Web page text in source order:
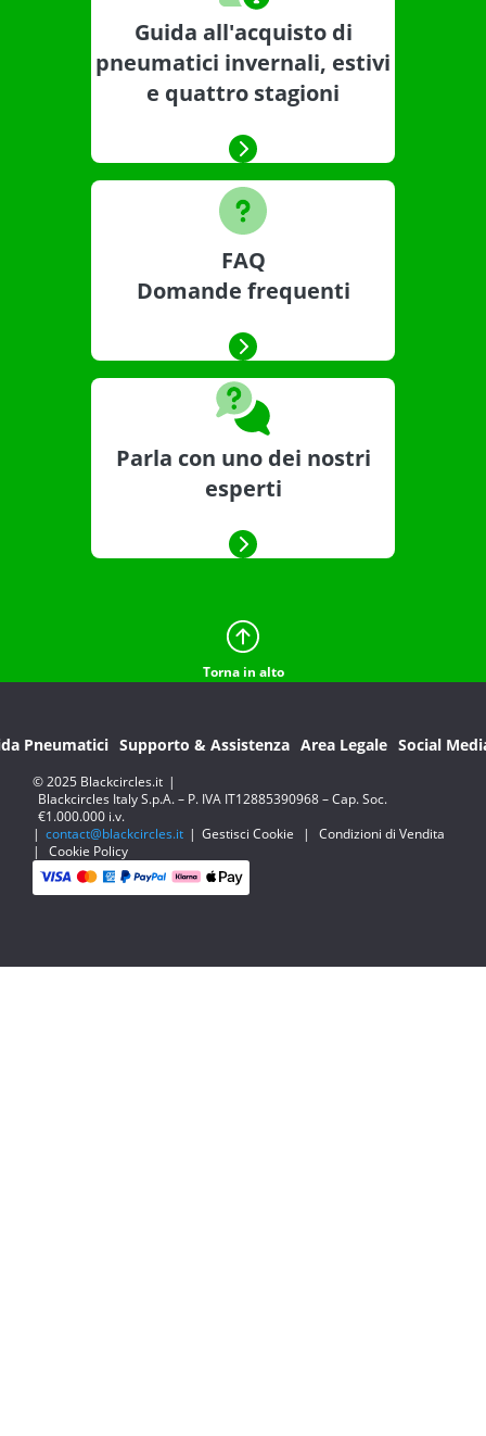
Guida all'acquisto di
pneumatici invernali, estivi
e quattro stagioni
FAQ
Domande frequenti
Parla con uno dei nostri
esperti
Torna in alto
Pneumatici Supporto & Assistenza Area Legale Social
© 2025 Blackcircles.it |
Blackcircles Italy S.p.A. – P. IVA IT12885390968 – Cap. Soc.
€1.000.000 i.v.
| contact@blackcircles.it | Gestisci Cookie |
Condizioni di Vendita
|
Cookie Policy